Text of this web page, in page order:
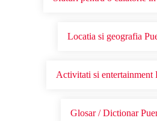
Locatia si geografia
Activitati si entertainment
Glosar / Dictionar